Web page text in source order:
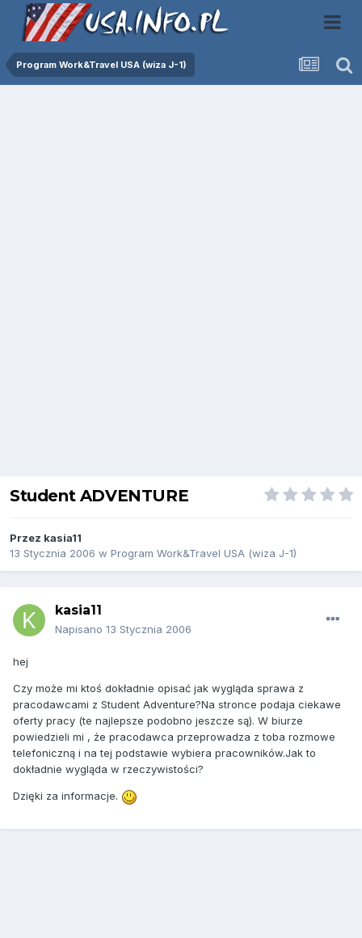
Program Work&Travel USA (wiza J-1)
Student ADVENTURE
Przez kasia11
13 Stycznia 2006 w Program Work&Travel USA (wiza J-1)
kasia11
Napisano 13 Stycznia 2006
hej
Czy może mi ktoś dokładnie opisać jak wygląda sprawa z
pracodawcami z Student Adventure?Na stronce podaja ciekawe
oferty pracy (te najlepsze podobno jeszcze są). W biurze
powiedzieli mi , że pracodawca przeprowadza z toba rozmowe
telefoniczną i na tej podstawie wybiera pracowników.Jak to
dokładnie wygląda w rzeczywistości?
Dzięki za informacje.